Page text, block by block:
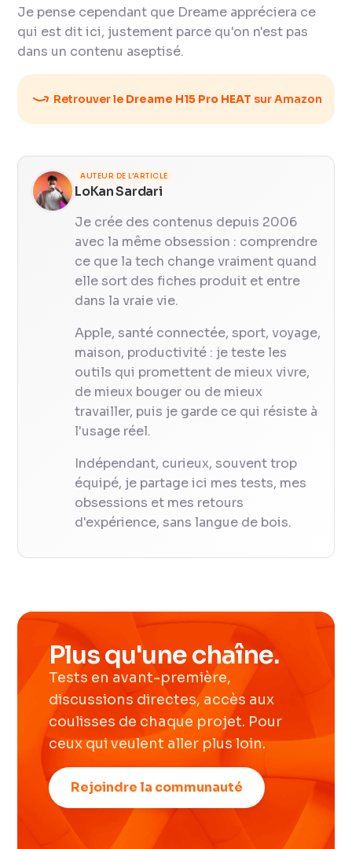
Je pense cependant que Dreame appréciera ce
qui est dit ici, justement parce qu'on n'est pas
dans un contenu aseptisé.
Retrouver le Dreame H15 Pro HEAT sur Amazon
AUTEUR DE L'ARTICLE
LoKan Sardari
Je crée des contenus depuis 2006
avec la même obsession : comprendre
ce que la tech change vraiment quand
elle sort des fiches produit et entre
dans la vraie vie.
Apple, santé connectée, sport, voyage,
maison, productivité : je teste les
outils qui promettent de mieux vivre,
de mieux bouger ou de mieux
travailler, puis je garde ce qui résiste à
l'usage réel.
Indépendant, curieux, souvent trop
équipé, je partage ici mes tests, mes
obsessions et mes retours
d'expérience, sans langue de bois.
Plus qu'une chaîne.
Tests en avant-première,
discussions directes, accès aux
coulisses de chaque projet. Pour
ceux qui veulent aller plus loin.
Rejoindre la communauté